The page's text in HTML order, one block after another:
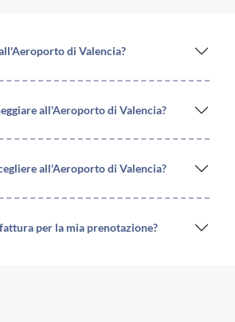
di Valencia?
all'Aeroporto di Valencia?
all'Aeroporto di Valencia?
per la mia prenotazione?